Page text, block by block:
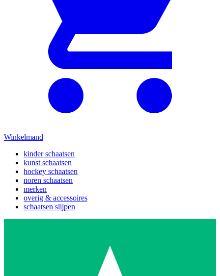
Winkelmand
kinder schaatsen
kunst schaatsen
hockey schaatsen
noren schaatsen
merken
overig & accessoires
schaatsen slijpen